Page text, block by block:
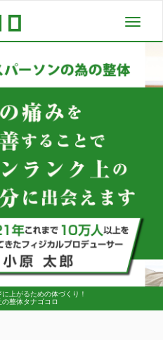
上がるための体づくり！
整体タナゴコロ